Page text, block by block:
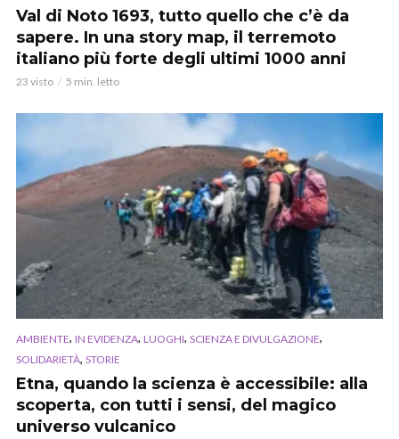
Val di Noto 1693, tutto quello che c’è da
sapere. In una story map, il terremoto
italiano più forte degli ultimi 1000 anni
23 visto 5 min. letto
AMBIENTE, IN EVIDENZA, LUOGHI, SCIENZA E DIVULGAZIONE,
SOLIDARIETÀ, STORIE
Etna, quando la scienza è accessibile: alla
scoperta, con tutti i sensi, del magico
universo vulcanico